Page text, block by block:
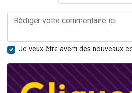
Je veux être averti des nouveaux